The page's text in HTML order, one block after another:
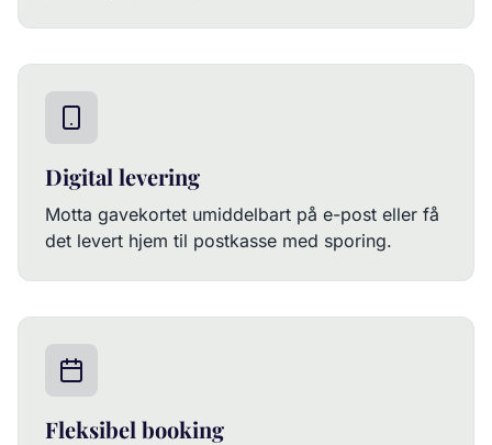
Digital levering
Motta gavekortet umiddelbart på e-post eller få
det levert hjem til postkasse med sporing.
Fleksibel booking